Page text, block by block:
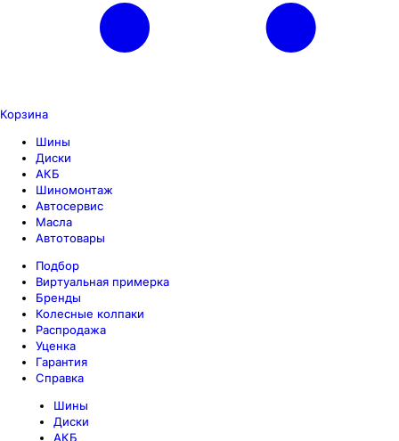
Корзина
Шины
Диски
АКБ
Шиномонтаж
Автосервис
Масла
Автотовары
Подбор
Виртуальная примерка
Бренды
Колесные колпаки
Распродажа
Уценка
Гарантия
Справка
Шины
Диски
АКБ